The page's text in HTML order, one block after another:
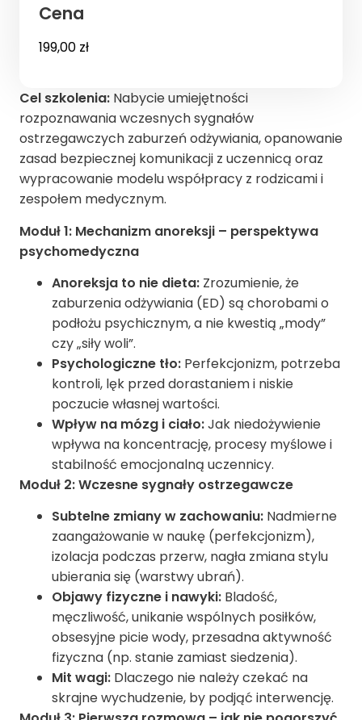
Cel szkolenia: Nabycie umiejętności
rozpoznawania wczesnych sygnałów
ostrzegawczych zaburzeń odżywiania, opanowanie
zasad bezpiecznej komunikacji z uczennicą oraz
wypracowanie modelu współpracy z rodzicami i
zespołem medycznym.
Moduł 1: Mechanizm anoreksji – perspektywa
psychomedyczna
Anoreksja to nie dieta: Zrozumienie, że
zaburzenia odżywiania (ED) są chorobami o
podłożu psychicznym, a nie kwestią „mody”
czy „siły woli”.
Psychologiczne tło: Perfekcjonizm, potrzeba
kontroli, lęk przed dorastaniem i niskie
poczucie własnej wartości.
Wpływ na mózg i ciało:Jak niedożywienie
wpływa na koncentrację, procesy myślowe i
stabilność emocjonalną uczennicy.
Moduł 2: Wczesne sygnały ostrzegawcze
Subtelne zmiany w zachowaniu: Nadmierne
zaangażowanie w naukę (perfekcjonizm),
izolacja podczas przerw, nagła zmiana stylu
ubierania się (warstwy ubrań).
Objawy fizyczne i nawyki: Bladość,
męczliwość, unikanie wspólnych posiłków,
obsesyjne picie wody, przesadna aktywność
fizyczna (np. stanie zamiast siedzenia).
Mit wagi: Dlaczego nie należy czekać na
skrajne wychudzenie, by podjąć interwencję.
Cena
199,00 zł